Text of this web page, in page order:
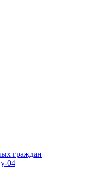
граждан
04